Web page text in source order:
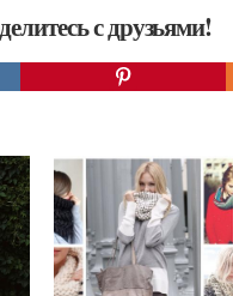
с друзьями!